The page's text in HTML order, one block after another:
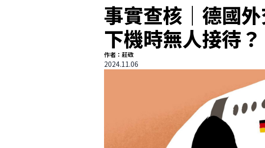
事實查核｜德國
下機時無人接待？
作者：莊敬
2024.11.06